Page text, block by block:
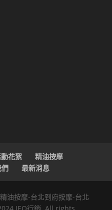
花絮
精油按摩
們 最新消息
油按摩-台北到府按摩-台北